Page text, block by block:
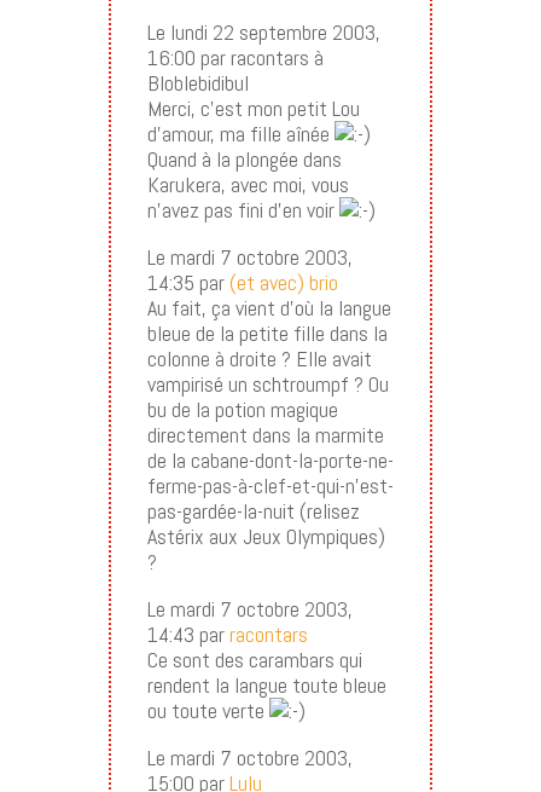
Le lundi 22 septembre 2003,
16:00 par racontars à
Bloblebidibul
Merci, c’est mon petit Lou
d’amour, ma fille aînée
Quand à la plongée dans
Karukera, avec moi, vous
n’avez pas fini d’en voir
Le mardi 7 octobre 2003,
14:35 par (et avec) brio
Au fait, ça vient d’où la langue
bleue de la petite fille dans la
colonne à droite ? Elle avait
vampirisé un schtroumpf ? Ou
bu de la potion magique
directement dans la marmite
de la cabane-dont-la-porte-ne-
ferme-pas-à-clef-et-qui-n’est-
pas-gardée-la-nuit (relisez
Astérix aux Jeux Olympiques)
?
Le mardi 7 octobre 2003,
14:43 parracontars
Ce sont des carambars qui
rendent la langue toute bleue
ou toute verte
Le mardi 7 octobre 2003,
15:00 parLulu